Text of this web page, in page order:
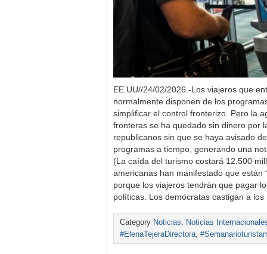
EE.UU//24/02/2026.-Los viajeros que
normalmente disponen de los
simplificar el control fronterizo. Pero la
fronteras se ha quedado sin dinero por
republicanos sin que se haya avisado
programas a tiempo, generando una
(La caída del turismo costará 12.500
americanas han manifestado que están
porque los viajeros tendrán que pagar
políticas. Los demócratas castigan a
Category Noticias, Noticias
#ElenaTejeraDirectora,